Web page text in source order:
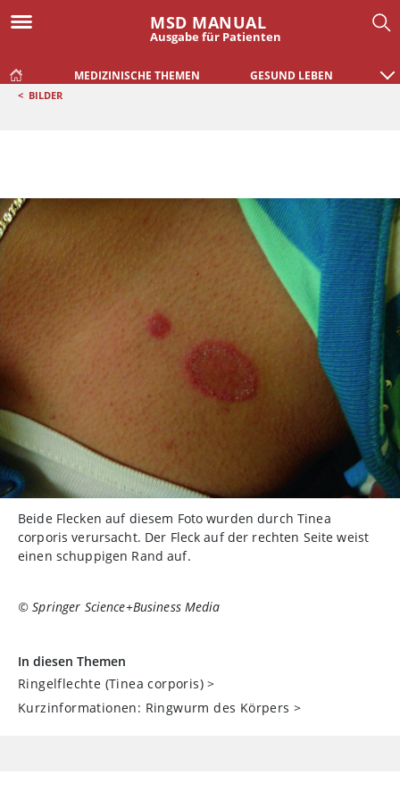
MSD MANUAL
Ausgabe für Patienten
MEDIZINISCHE THEMEN GESUND LEBEN
< BILDER
Beide Flecken auf diesem Foto wurden durch Tinea
corporis verursacht. Der Fleck auf der rechten Seite weist
einen schuppigen Rand auf.
© Springer Science+Business Media
In diesen Themen
Ringelflechte (Tinea corporis) >
Kurzinformationen: Ringwurm des Körpers >